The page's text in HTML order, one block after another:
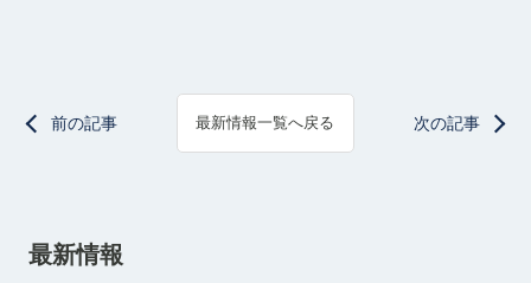
前の記事 最新情報一覧へ戻る 次の記事
最新情報